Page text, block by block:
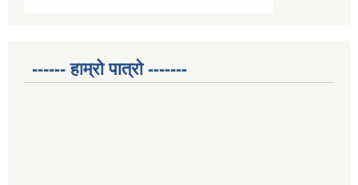
------ हाम्रो पात्रो -------